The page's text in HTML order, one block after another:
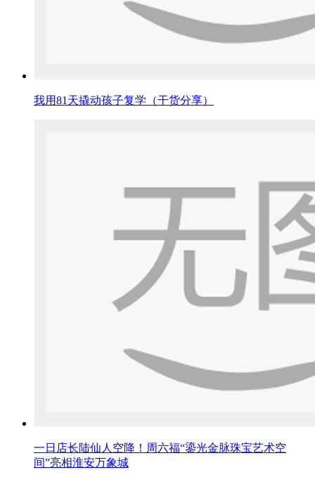
我用81天撬动孩子复学（干货分享）
一日店长陆仙人空降！周六福“鎏光金脉珠宝艺术空
间”亮相淮安万象城